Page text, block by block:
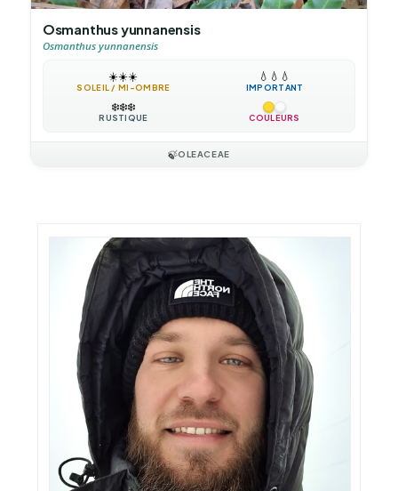
Osmanthus yunnanensis
Osmanthus yunnanensis
☀️☀️☀️
SOLEIL / MI-OMBRE
💧 💧 💧
IMPORTANT
❄️❄️❄️
RUSTIQUE COULEURS
🍃OLEACEAE